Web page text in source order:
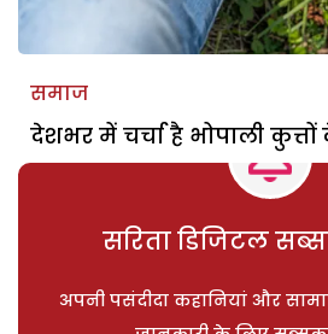
समाज
देशभर में चर्चा है भोपाली
सरिता डिजिटल
अपनी पसंदीदा कहानियां और